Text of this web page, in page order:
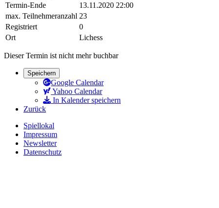
Termin-Ende
13.11.2020 22:00
max. Teilnehmeranzahl 23
Registriert
0
Ort
Lichess
Dieser Termin ist nicht mehr buchbar
Speichern
Google Calendar
Yahoo Calendar
In Kalender speichern
Zurück
Spiellokal
Impressum
Newsletter
Datenschutz